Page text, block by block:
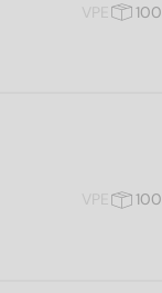
VPE
100
VPE
100